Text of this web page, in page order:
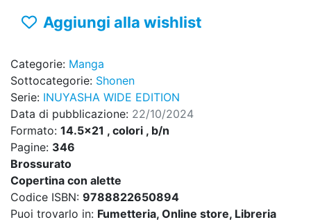
Aggiungi alla wishlist
Categorie: Manga
Sottocategorie: Shonen
Serie: INUYASHA WIDE EDITION
Data di pubblicazione: 22/10/2024
Formato: 14.5x21 , colori , b/n
Pagine: 346
Brossurato
Copertina con alette
Codice ISBN: 9788822650894
Puoi trovarlo in: Fumetteria, Online store, Libreria